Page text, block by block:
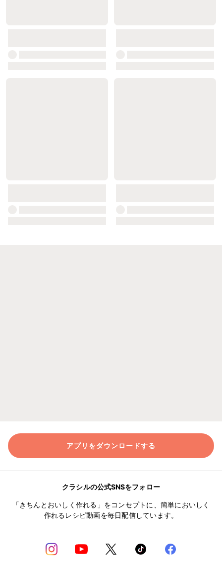
アプリをダウンロードする
クラシルの公式SNSをフォロー
「きちんとおいしく作れる」をコンセプトに、簡単においしく
作れるレシピ動画を毎日配信しています。